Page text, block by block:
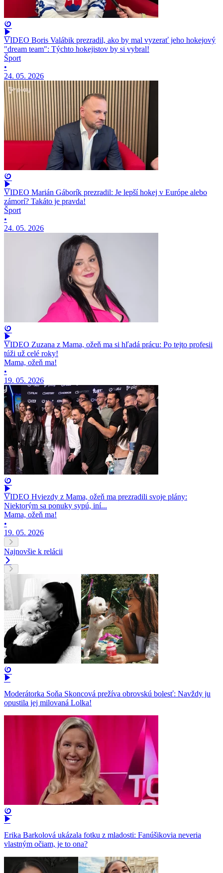
VIDEO Boris Valábik prezradil, ako by mal vyzerať jeho hokejový
"dream team": Týchto hokejistov by si vybral!
Šport
•
24. 05. 2026
VIDEO Marián Gáborík prezradil: Je lepší hokej v Európe alebo
zámorí? Takáto je pravda!
Šport
•
24. 05. 2026
VIDEO Zuzana z Mama, ožeň ma si hľadá prácu: Po tejto profesii
túži už celé roky!
Mama, ožeň ma!
•
19. 05. 2026
VIDEO Hviezdy z Mama, ožeň ma prezradili svoje plány:
Niektorým sa ponuky sypú, iní...
Mama, ožeň ma!
•
19. 05. 2026
Najnovšie k relácii
Moderátorka Soňa Skoncová prežíva obrovskú bolesť: Navždy ju
opustila jej milovaná Lolka!
Erika Barkolová ukázala fotku z mladosti: Fanúšikovia neveria
vlastným očiam, je to ona?